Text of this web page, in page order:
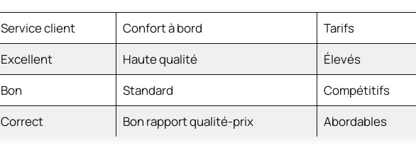
Service client Confort à bord
Tarifs
Excellent Haute qualité
Élevés
Bon Standard
Compétitifs
Correct Bon rapport qualité-prix Abordables